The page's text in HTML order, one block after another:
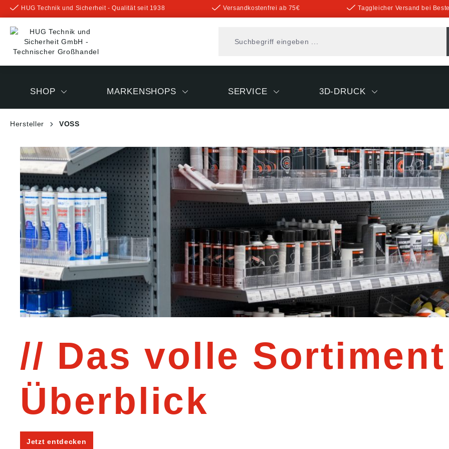
springen
HUG Technik und Sicherheit - Qualität seit 1938 Versandkostenfrei ab 75€ Taggleicher Versand bei
SHOP MARKENSHOPS SERVICE 3D-DRUCK
Hersteller VOSS
Das volle
Überblick
Jetzt entdecken